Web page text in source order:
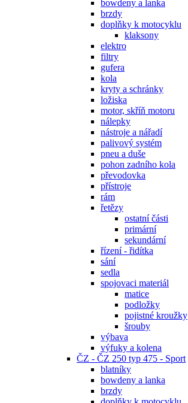
bowdeny a lanka
brzdy
doplňky k motocyklu
klaksony
elektro
filtry
gufera
kola
kryty a schránky
ložiska
motor, skříň motoru
nálepky
nástroje a nářadí
palivový systém
pneu a duše
pohon zadního kola
převodovka
přístroje
rám
řetězy
ostatní části
primární
sekundární
řízení - řidítka
sání
sedla
spojovaci materiál
matice
podložky
pojistné kroužky
šrouby
výbava
výfuky a kolena
ČZ - ČZ 250 typ 475 - Sport
blatníky
bowdeny a lanka
brzdy